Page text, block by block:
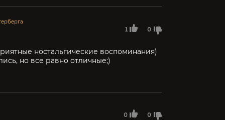
1 0
ностальгические воспоминания)
но все равно отличные;)
0 0